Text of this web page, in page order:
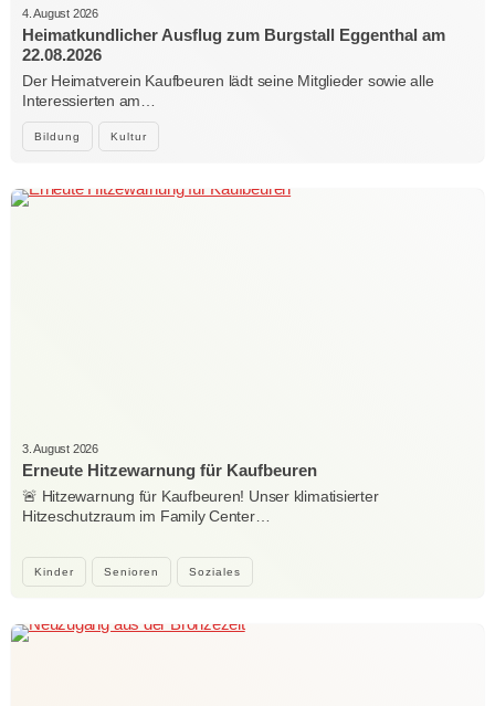
Bildung Kultur
4. August 2026
Heimatkundlicher Ausflug zum Burgstall Eggenthal am
22.08.2026
Der Heimatverein Kaufbeuren lädt seine Mitglieder sowie alle
Interessierten am…
Kinder Senioren Soziales
3. August 2026
Erneute Hitzewarnung für Kaufbeuren
🚨 Hitzewarnung für Kaufbeuren! Unser klimatisierter
Hitzeschutzraum im Family Center…